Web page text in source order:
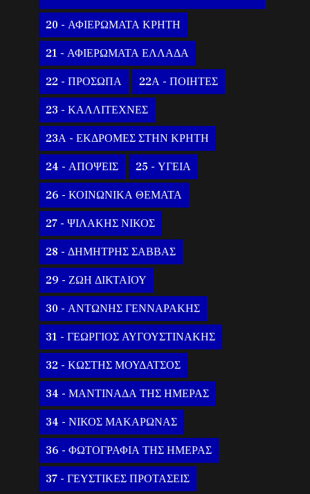
20 - ΑΦΙΕΡΩΜΑΤΑ ΚΡΗΤΗ
21 - ΑΦΙΕΡΩΜΑΤΑ ΕΛΛΑΔΑ
22 - ΠΡΟΣΩΠΑ 22Α - ΠΟΙΗΤΕΣ
23 - ΚΑΛΛΙΤΕΧΝΕΣ
23Α - ΕΚΔΡΟΜΕΣ ΣΤΗΝ ΚΡΗΤΗ
24 - ΑΠΟΨΕΙΣ 25 - ΥΓΕΙΑ
26 - ΚΟΙΝΩΝΙΚΑ ΘΕΜΑΤΑ
27 - ΨΙΛΑΚΗΣ ΝΙΚΟΣ
28 - ΔΗΜΗΤΡΗΣ ΣΑΒΒΑΣ
29 - ΖΩΗ ΔΙΚΤΑΙΟΥ
30 - ΑΝΤΩΝΗΣ ΓΕΝΝΑΡΑΚΗΣ
31 - ΓΕΩΡΓΙΟΣ ΑΥΓΟΥΣΤΙΝΑΚΗΣ
32 - ΚΩΣΤΗΣ ΜΟΥΔΑΤΣΟΣ
34 - ΜΑΝΤΙΝΑΔΑ ΤΗΣ ΗΜΕΡΑΣ
34 - ΝΙΚΟΣ ΜΑΚΑΡΩΝΑΣ
36 - ΦΩΤΟΓΡΑΦΙΑ ΤΗΣ ΗΜΕΡΑΣ
37 - ΓΕΥΣΤΙΚΕΣ ΠΡΟΤΑΣΕΙΣ